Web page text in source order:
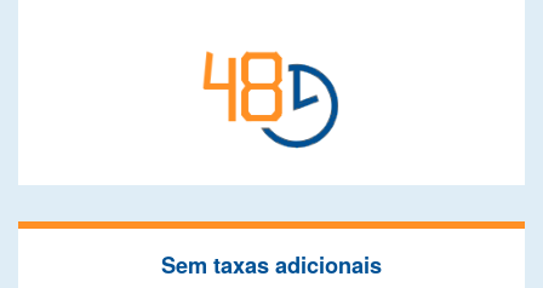
Sem taxas adicionais